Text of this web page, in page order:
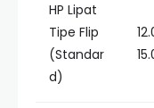
HP Lipat
Tipe Flip
(Standar
d)